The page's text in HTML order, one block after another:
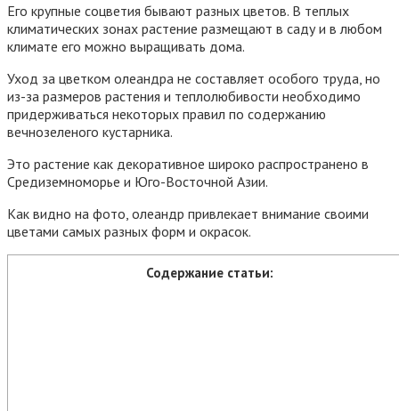
Его крупные соцветия бывают разных цветов. В теплых
климатических зонах растение размещают в саду и в любом
климате его можно выращивать дома.
Уход за цветком олеандра не составляет особого труда, но
из-за размеров растения и теплолюбивости необходимо
придерживаться некоторых правил по содержанию
вечнозеленого кустарника.
Это растение как декоративное широко распространено в
Средиземноморье и Юго-Восточной Азии.
Как видно на фото, олеандр привлекает внимание своими
цветами самых разных форм и окрасок.
Содержание статьи: